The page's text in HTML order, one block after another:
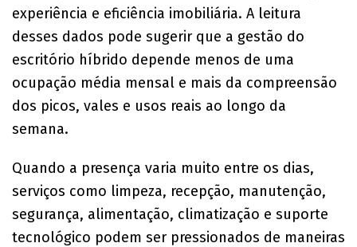
experiência e eficiência imobiliária. A leitura
desses dados pode sugerir que a gestão do
escritório híbrido depende menos de uma
ocupação média mensal e mais da compreensão
dos picos, vales e usos reais ao longo da
semana.
Quando a presença varia muito entre os dias,
serviços como limpeza, recepção, manutenção,
segurança, alimentação, climatização e suporte
tecnológico podem ser pressionados de maneiras